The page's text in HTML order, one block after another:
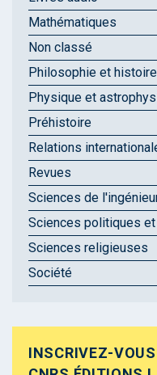
Mathématiques
Non classé
Philosophie et
Physique et
Préhistoire
Relations
Revues
Sciences de
Sciences politiques
Sciences religieuses
Société
INSCRIVEZ-